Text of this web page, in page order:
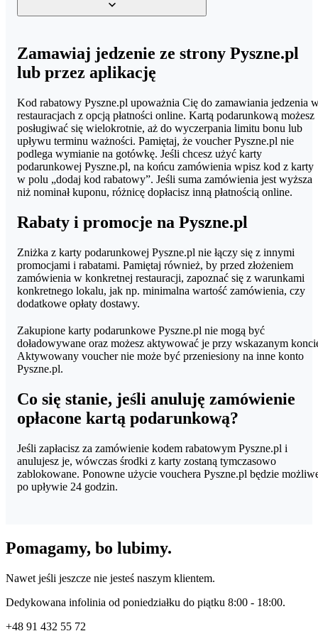
podarunkowej zostanie odjęta od sumy zamówienia.
Karty podarunkowe Pyszne.pl kupisz w sklepie oficjalnych
partnerów, między innymi w home.pl. Masz do wyboru różne
nominały voucherów: od 40 do 200 zł.
Zamawiaj jedzenie ze strony Pyszne.pl
lub przez aplikację
Kod rabatowy Pyszne.pl upoważnia Cię do zamawiania jedzenia
restauracjach z opcją płatności online. Kartą podarunkową możesz
posługiwać się wielokrotnie, aż do wyczerpania limitu bonu lub
upływu terminu ważności. Pamiętaj, że voucher Pyszne.pl nie
podlega wymianie na gotówkę. Jeśli chcesz użyć karty
podarunkowej Pyszne.pl, na końcu zamówienia wpisz kod z karty
w polu „dodaj kod rabatowy”. Jeśli suma zamówienia jest wyższa
niż nominał kuponu, różnicę dopłacisz inną płatnością online.
Rabaty i promocje na Pyszne.pl
Zniżka z karty podarunkowej Pyszne.pl nie łączy się z innymi
promocjami i rabatami. Pamiętaj również, by przed złożeniem
zamówienia w konkretnej restauracji, zapoznać się z warunkami
konkretnego lokalu, jak np. minimalna wartość zamówienia, czy
dodatkowe opłaty dostawy.
Zakupione karty podarunkowe Pyszne.pl nie mogą być
doładowywane oraz możesz aktywować je przy wskazanym
Aktywowany voucher nie może być przeniesiony na inne konto
Pyszne.pl.
Co się stanie, jeśli anuluję zamówienie
opłacone kartą podarunkową?
Jeśli zapłacisz za zamówienie kodem rabatowym Pyszne.pl i
anulujesz je, wówczas środki z karty zostaną tymczasowo
zablokowane. Ponowne użycie vouchera Pyszne.pl będzie
po upływie 24 godzin.
Pomagamy, bo lubimy.
Nawet jeśli jeszcze nie jesteś naszym klientem.
Dedykowana infolinia od poniedziałku do piątku 8:00 - 18:00.
+48 91 432 55 72